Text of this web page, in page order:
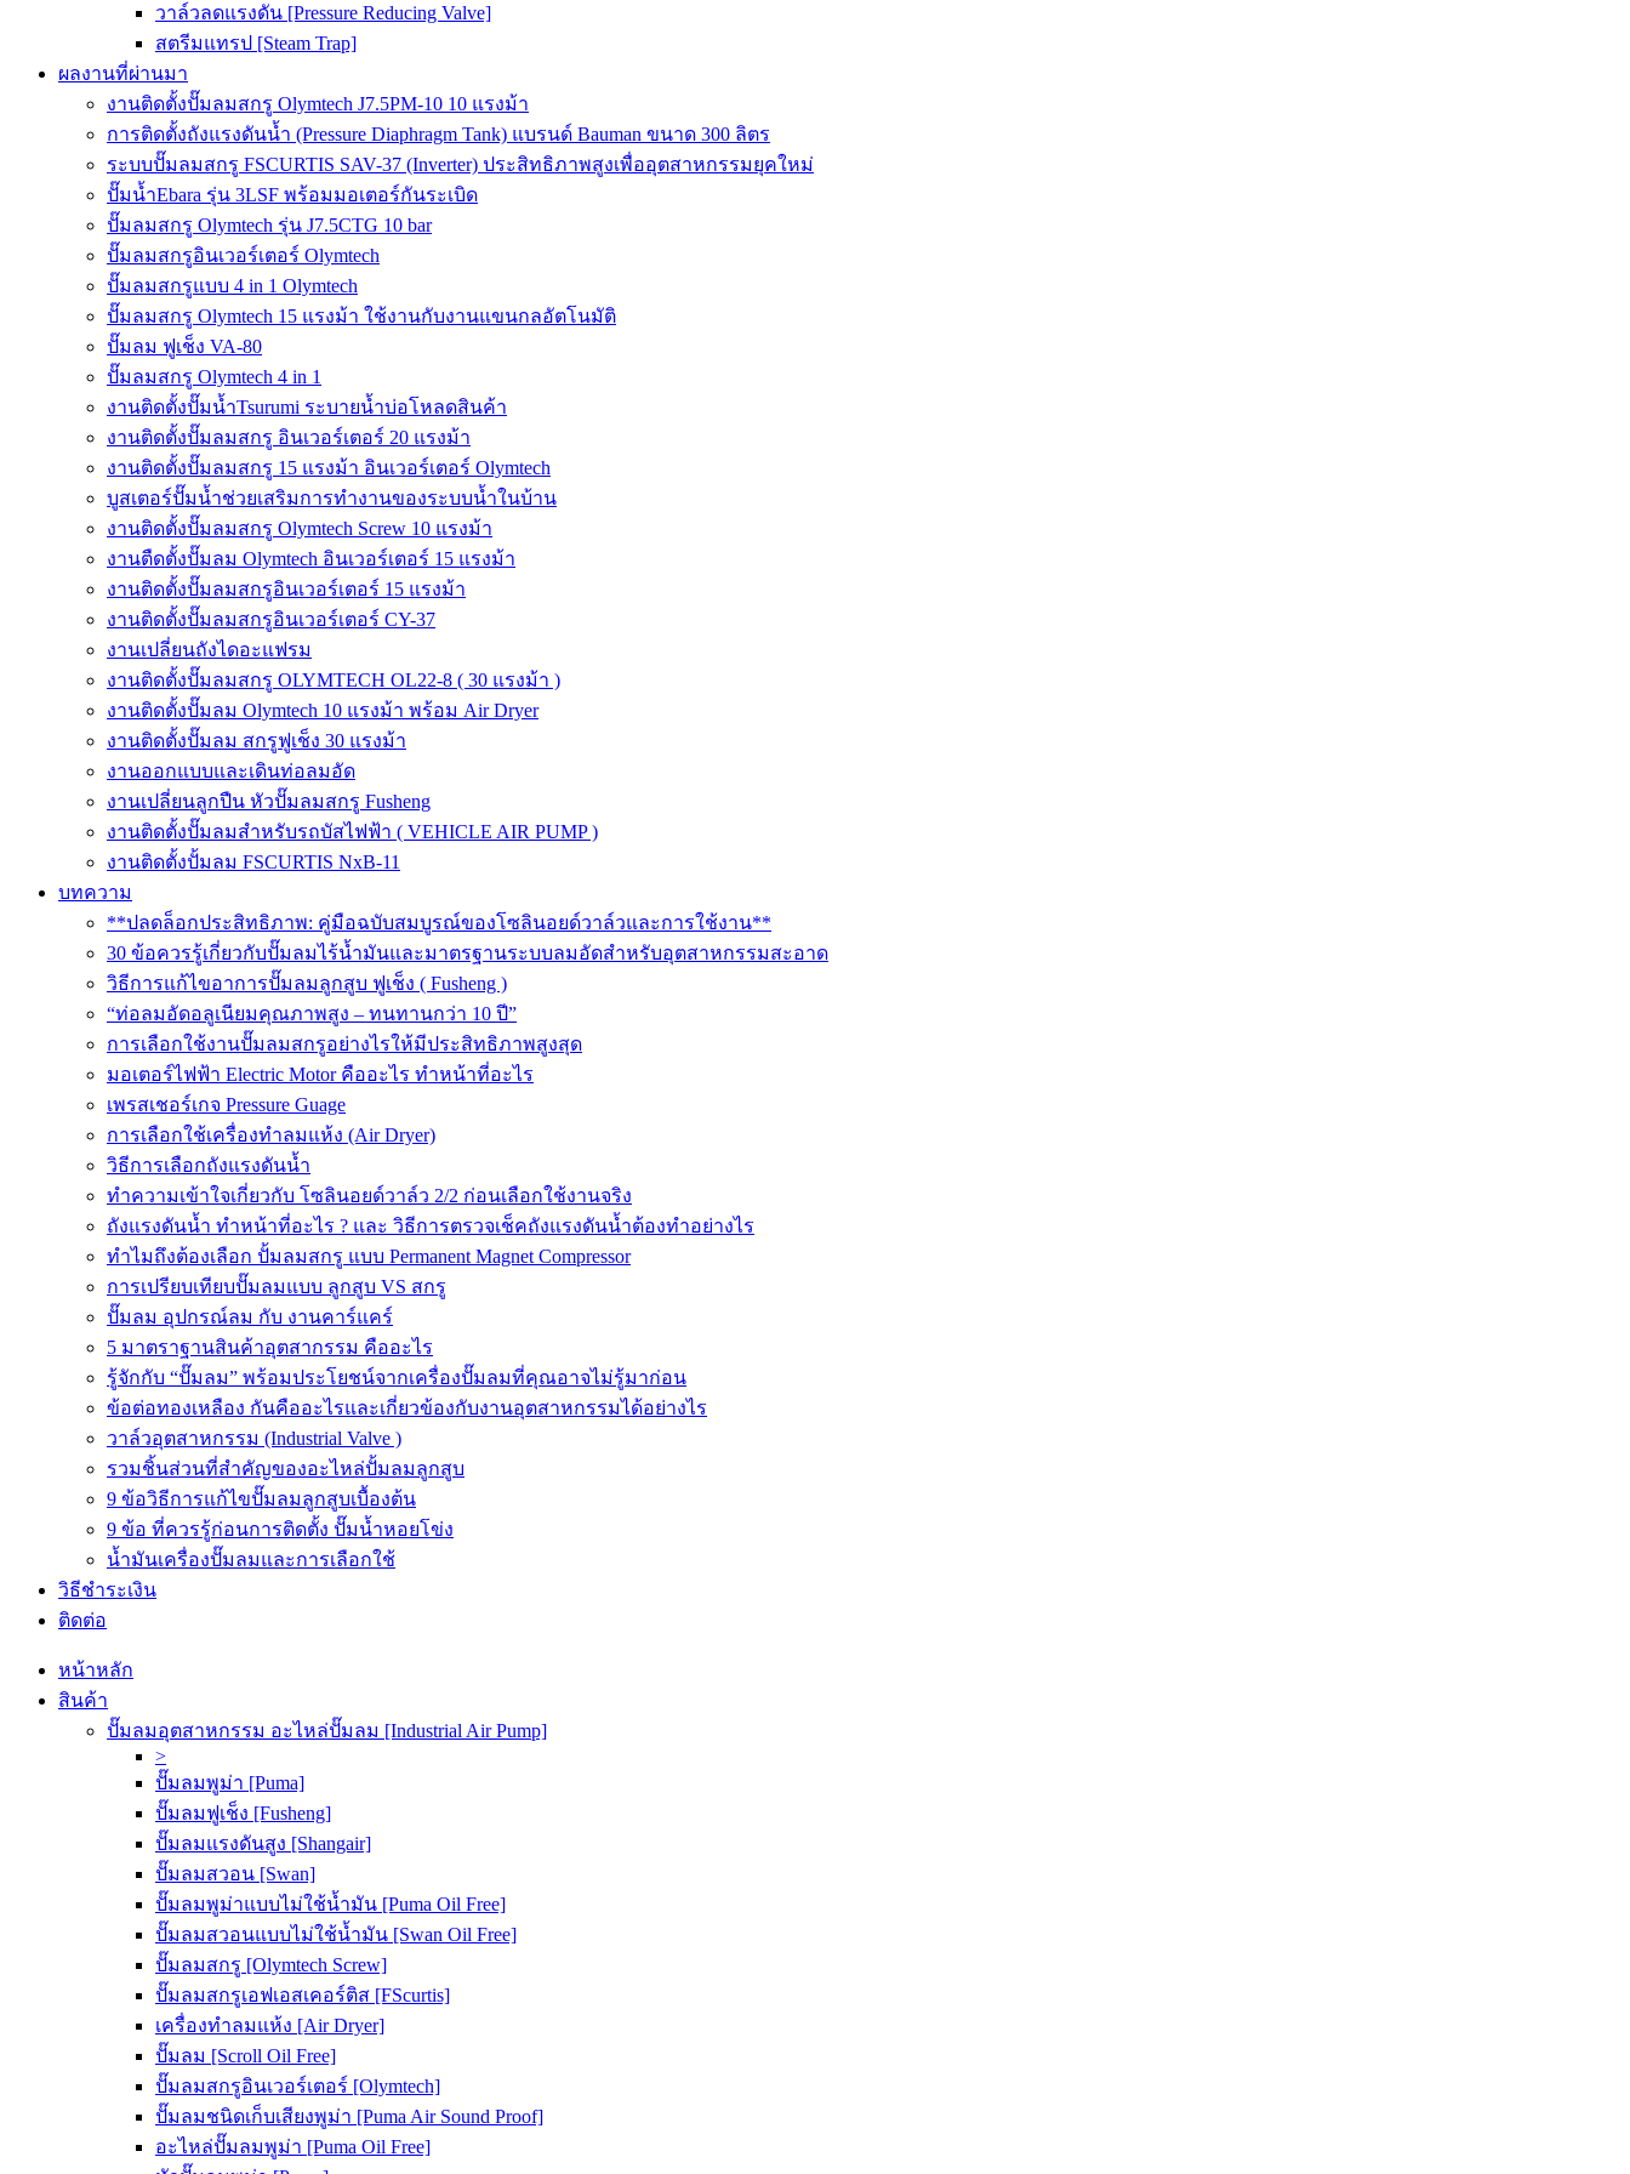
วาล์วลดแรงดัน [Pressure Reducing Valve]
สตรีมแทรป [Steam Trap]
ผลงานที่ผ่านมา
งานติดตั้งปั๊มลมสกรู Olymtech J7.5PM-10 10 แรงม้า
การติดตั้งถังแรงดันน้ำ (Pressure Diaphragm Tank) แบรนด์ Bauman ขนาด 300 ลิตร
ระบบปั๊มลมสกรู FSCURTIS SAV-37 (Inverter) ประสิทธิภาพสูงเพื่ออุตสาหกรรมยุคใหม่
ปั๊มน้ำEbara รุ่น 3LSF พร้อมมอเตอร์กันระเบิด
ปั๊มลมสกรู Olymtech รุ่น J7.5CTG 10 bar
ปั๊มลมสกรูอินเวอร์เตอร์ Olymtech
ปั๊มลมสกรูแบบ 4 in 1 Olymtech
ปั๊มลมสกรู Olymtech 15 แรงม้า ใช้งานกับงานแขนกลอัตโนมัติ
ปั๊มลม ฟูเช็ง VA-80
ปั๊มลมสกรู Olymtech 4 in 1
งานติดตั้งปั๊มน้ำTsurumi ระบายน้ำบ่อโหลดสินค้า
งานติดตั้งปั๊มลมสกรู อินเวอร์เตอร์ 20 แรงม้า
งานติดตั้งปั๊มลมสกรู 15 แรงม้า อินเวอร์เตอร์ Olymtech
บูสเตอร์ปั๊มน้ำช่วยเสริมการทำงานของระบบน้ำในบ้าน
งานติดตั้งปั๊มลมสกรู Olymtech Screw 10 แรงม้า
งานตืดตั้งปั๊มลม Olymtech อินเวอร์เตอร์ 15 แรงม้า
งานติดตั้งปั๊มลมสกรูอินเวอร์เตอร์ 15 แรงม้า
งานติดตั้งปั๊มลมสกรูอินเวอร์เตอร์ CY-37
งานเปลี่ยนถังไดอะแฟรม
งานติดตั้งปั๊มลมสกรู OLYMTECH OL22-8 ( 30 แรงม้า )
งานติดตั้งปั๊มลม Olymtech 10 แรงม้า พร้อม Air Dryer
งานติดตั้งปั๊มลม สกรูฟูเช็ง 30 แรงม้า
งานออกแบบและเดินท่อลมอัด
งานเปลี่ยนลูกปืน หัวปั๊มลมสกรู Fusheng
งานติดตั้งปั๊มลมสำหรับรถบัสไฟฟ้า ( VEHICLE AIR PUMP )
งานติดตั้งปั้มลม FSCURTIS NxB-11
บทความ
**ปลดล็อกประสิทธิภาพ: คู่มือฉบับสมบูรณ์ของโซลินอยด์วาล์วและการใช้งาน**
30 ข้อควรรู้เกี่ยวกับปั๊มลมไร้น้ำมันและมาตรฐานระบบลมอัดสำหรับอุตสาหกรรมสะอาด
วิธีการแก้ไขอาการปั๊มลมลูกสูบ ฟูเช็ง ( Fusheng )
“ท่อลมอัดอลูเนียมคุณภาพสูง – ทนทานกว่า 10 ปี”
การเลือกใช้งานปั๊มลมสกรูอย่างไรให้มีประสิทธิภาพสูงสุด
มอเตอร์ไฟฟ้า Electric Motor คืออะไร ทำหน้าที่อะไร
เพรสเชอร์เกจ Pressure Guage
การเลือกใช้เครื่องทำลมแห้ง (Air Dryer)
วิธีการเลือกถังแรงดันน้ำ
ทำความเข้าใจเกี่ยวกับ โซลินอยด์วาล์ว 2/2 ก่อนเลือกใช้งานจริง
ถังแรงดันน้ำ ทำหน้าที่อะไร ? และ วิธีการตรวจเช็คถังแรงดันน้ำต้องทำอย่างไร
ทำไมถึงต้องเลือก ปั้มลมสกรู แบบ Permanent Magnet Compressor
การเปรียบเทียบปั๊มลมแบบ ลูกสูบ VS สกรู
ปั๊มลม อุปกรณ์ลม กับ งานคาร์แคร์
5 มาตราฐานสินค้าอุตสากรรม คืออะไร
รู้จักกับ “ปั๊มลม” พร้อมประโยชน์จากเครื่องปั๊มลมที่คุณอาจไม่รู้มาก่อน
ข้อต่อทองเหลือง กันคืออะไรและเกี่ยวข้องกับงานอุตสาหกรรมได้อย่างไร
วาล์วอุตสาหกรรม (Industrial Valve )
รวมชิ้นส่วนที่สำคัญของอะไหล่ปั้มลมลูกสูบ
9 ข้อวิธีการแก้ไขปั๊มลมลูกสูบเบื้องต้น
9 ข้อ ที่ควรรู้ก่อนการติดตั้ง ปั๊มน้ำหอยโข่ง
น้ำมันเครื่องปั๊มลมและการเลือกใช้
วิธีชำระเงิน
ติดต่อ
หน้าหลัก
สินค้า
ปั๊มลมอุตสาหกรรม อะไหล่ปั๊มลม [Industrial Air Pump]
>
ปั๊มลมพูม่า [Puma]
ปั๊มลมฟูเช็ง [Fusheng]
ปั๊มลมแรงดันสูง [Shangair]
ปั๊มลมสวอน [Swan]
ปั๊มลมพูม่าแบบไม่ใช้น้ำมัน [Puma Oil Free]
ปั๊มลมสวอนแบบไม่ใช้น้ำมัน [Swan Oil Free]
ปั๊มลมสกรู [Olymtech Screw]
ปั๊มลมสกรูเอฟเอสเคอร์ติส [FScurtis]
เครื่องทำลมแห้ง [Air Dryer]
ปั๊มลม [Scroll Oil Free]
ปั๊มลมสกรูอินเวอร์เตอร์ [Olymtech]
ปั๊มลมชนิดเก็บเสียงพูม่า [Puma Air Sound Proof]
อะไหล่ปั๊มลมพูม่า [Puma Oil Free]